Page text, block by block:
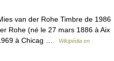
van der Rohe Timbre de 1986
Rohe (né le 27 mars 1886 à Aix
à Chicag …
Wikipédia en